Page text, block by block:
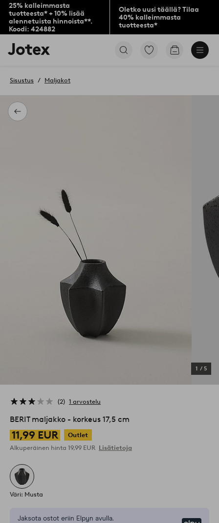
25% kalleimmasta
tuotteesta* + 10% lisää
alennetuista hinnoista**.
Koodi: 424882
Oletko uusi täällä? Tilaa
40% kalleimmasta
tuotteesta*
Jotex-
logo
aloitussivulle
Siirry
Siirry
Takaisin
Sisustus Maljakot
1 / 5
2 1 arvostelu
BERIT maljakko - korkeus 17,5 cm
11,99 EUR
Outlet
Alkuperäinen hinta 19,99 EUR Lisätietoja
Väri: Musta
Jaksota ostot eriin Elpyn avulla.